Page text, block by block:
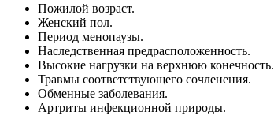
Пожилой возраст.
Женский пол.
Период менопаузы.
Наследственная предрасположенность.
Высокие нагрузки на верхнюю конечность.
Травмы соответствующего сочленения.
Обменные заболевания.
Артриты инфекционной природы.